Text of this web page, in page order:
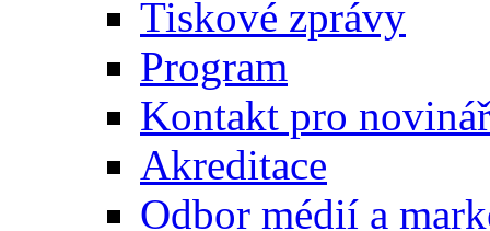
Tiskové zprávy
Program
Kontakt pro
Akreditace
Odbor médií a